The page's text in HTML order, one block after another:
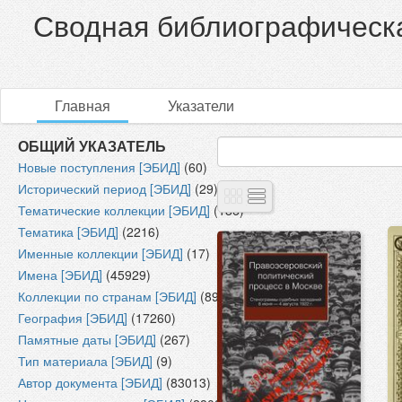
Сводная
Главная
Указатели
ОБЩИЙ УКАЗАТЕЛЬ
Новые поступления [ЭБИД] (60)
Исторический период [ЭБИД] (29)
Тематические коллекции [ЭБИД] (186)
Тематика [ЭБИД] (2216)
Именные коллекции [ЭБИД] (17)
Имена [ЭБИД] (45929)
Коллекции по странам [ЭБИД] (89)
География [ЭБИД] (17260)
Памятные даты [ЭБИД] (267)
Тип материала [ЭБИД] (9)
Автор документа [ЭБИД] (83013)